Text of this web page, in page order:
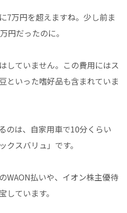
7万円を超えますね。少し前ま
円だったのに。
していません。この費用にはス
といった嗜好品も含まれていま
のは、自家用車で10分くらい
クスバリュ」です。
WAON払いや、イオン株主優待
しています。